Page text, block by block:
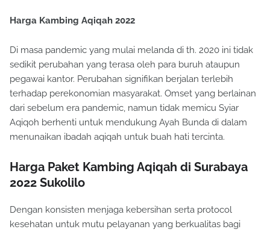
Harga Kambing Aqiqah 2022
Di masa pandemic yang mulai melanda di th. 2020 ini tidak
sedikit perubahan yang terasa oleh para buruh ataupun
pegawai kantor. Perubahan signifikan berjalan terlebih
terhadap perekonomian masyarakat. Omset yang berlainan
dari sebelum era pandemic, namun tidak memicu Syiar
Aqiqoh berhenti untuk mendukung Ayah Bunda di dalam
menunaikan ibadah aqiqah untuk buah hati tercinta.
Harga Paket Kambing Aqiqah di Surabaya
2022 Sukolilo
Dengan konsisten menjaga kebersihan serta protocol
kesehatan untuk mutu pelayanan yang berkualitas bagi